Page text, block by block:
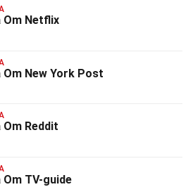
Om Netflix
Om New York Post
Om Reddit
Om TV-guide